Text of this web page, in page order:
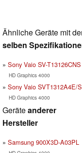
Ähnliche Geräte mit
selben
Sony Vaio SV-T13126CNS
HD Graphics 4000
Sony Vaio SVT1312A4E/S
HD Graphics 4000
Geräteanderer
Hersteller
Samsung 900X3D-A03PL